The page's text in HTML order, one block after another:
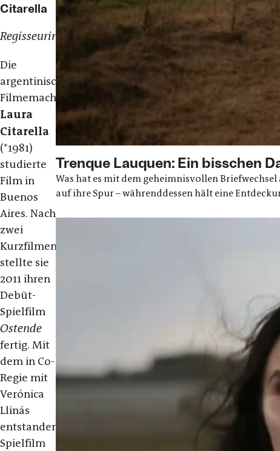
Citarella
Regisseurin
Die
argentinische
Filmemacherin
Laura
Citarella
(*1981)
studierte
Film in
Buenos
Aires. Nach
zwei
Kurzfilmen
stellte sie
2011 ihren
Debüt-
Spielfilm
Ostende
fertig. Mit
dem in Co-
Regie mit
Verónica
Llinás
entstandenen
Spielfilm
Trenque Lauquen: Ein bisschen
Was hat es mit dem geheimnisvollen
auf ihre Spur – währenddessen hält eine